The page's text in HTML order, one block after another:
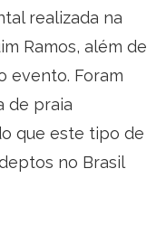
realizada na
Ramos, além de
evento. Foram
de praia
que este tipo de
no Brasil